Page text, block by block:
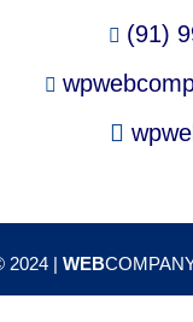
(91)
2024 | WEB